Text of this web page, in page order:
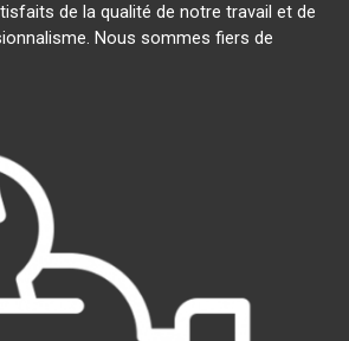
de la qualité de notre travail et de
Nous sommes fiers de